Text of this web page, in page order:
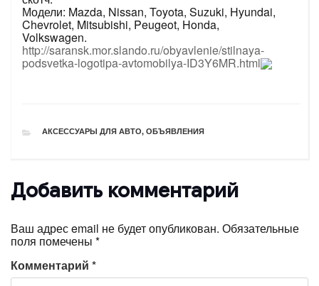
Модели: Mazda, Nissan, Toyota, Suzuki, Hyundai,
Chevrolet, Mitsubishi, Peugeot, Honda,
Volkswagen.
http://saransk.mor.slando.ru/obyavlenie/stilnaya-
podsvetka-logotipa-avtomobilya-ID3Y6MR.html
РУБРИКИ
АКСЕССУАРЫ ДЛЯ АВТО, ОБЪЯВЛЕНИЯ
Добавить комментарий
Ваш адрес email не будет опубликован. Обязательные
поля помечены *
Комментарий *